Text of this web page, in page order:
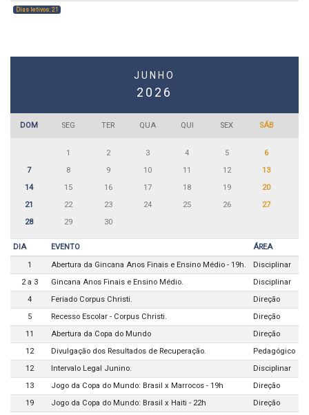
Dias letivos: 21
JUNHO
2026
DOM SEG TER QUA QUI SEX SÁB
1 2 3 4 5
6
7
8 9 10 11 12
13
14
15 16 17 18 19
20
21
22 23 24 25 26
27
28
29 30
DIA EVENTO
ÁREA
1
Abertura da Gincana Anos Finais e Ensino Médio - 19h.
Disciplinar
2 a 3
Gincana Anos Finais e Ensino Médio.
Disciplinar
4
Feriado Corpus Christi.
Direção
5
Recesso Escolar - Corpus Christi.
Direção
11
Abertura da Copa do Mundo
Direção
12
Divulgação dos Resultados de Recuperação.
Pedagógico
12
Intervalo Legal Junino.
Disciplinar
13
Jogo da Copa do Mundo: Brasil x Marrocos - 19h
Direção
19
Jogo da Copa do Mundo: Brasil x Haiti - 22h
Direção